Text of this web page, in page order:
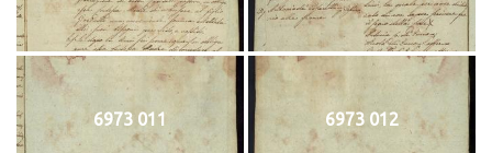
6973 011 6973 012